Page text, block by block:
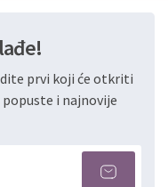
prvi koji će otkriti
i najnovije